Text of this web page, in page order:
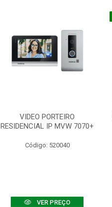
VIDEO PORTEIRO
RESIDENCIAL IP MVW 7070+
Código: 520040
VER PREÇO